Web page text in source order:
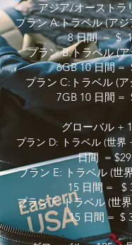
アジア/オーストラ
プラン A:トラベル (ア
8 日間 = $
プラン B:トラベル (
6GB 10 日間
プラン C:トラベル (
7GB 10 日間
グローバル +
プラン D: トラベル (世界
日間 =
プラン E: トラベル (世
15 日間 = $
プラン F: トラベル (世
15 日間 = $